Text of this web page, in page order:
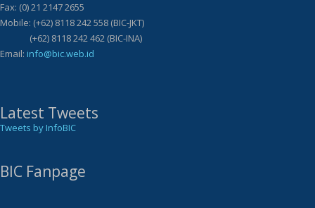
Fax: (0) 21 2147 2655
Mobile: (+62) 8118 242 558 (BIC-JKT)
(+62) 8118 242 462 (BIC-INA)
Email: info@bic.web.id
Latest Tweets
Tweets by InfoBIC
BIC Fanpage